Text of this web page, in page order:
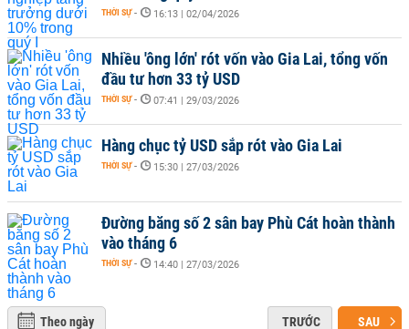
THỜI SỰ - 16:13 | 02/04/2026
Nhiều 'ông lớn' rót vốn vào Gia Lai, tổng vốn
đầu tư hơn 33 tỷ USD
THỜI SỰ - 07:41 | 29/03/2026
Hàng chục tỷ USD sắp rót vào Gia Lai
THỜI SỰ - 15:30 | 27/03/2026
Đường băng số 2 sân bay Phù Cát hoàn thành
vào tháng 6
THỜI SỰ - 14:40 | 27/03/2026
Theo ngày TRƯỚC SAU